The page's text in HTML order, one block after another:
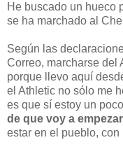
He buscado un hueco
se ha marchado al
Según las
Correo, marcharse del
porque llevo aquí
el Athletic no sólo me
es que sí estoy un
de que voy a
estar en el pueblo,